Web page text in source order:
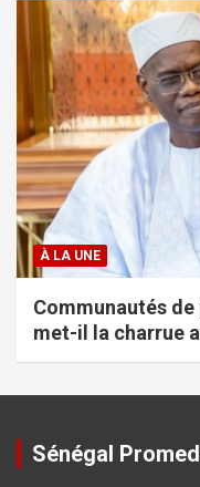
À LA UNE
Communautés
met-il la charrue
Sénégal